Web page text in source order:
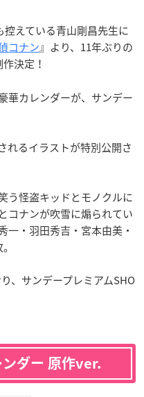
控えている青山剛昌先生に
コナン』より、11年ぶりの
作決定！
華カレンダーが、サンデー
れるイラストが特別公開さ
う怪盗キッドとモノクルに
コナンが吹雪に煽られてい
一・羽田秀吉・宮本由美・
、サンデープレミアムSHO
ダー 原作ver.